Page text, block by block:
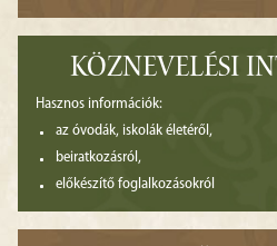
KÖZNEVELÉSI
Hasznos információk:
az óvodák, iskolák életéről,
beiratkozásról,
előkészítő foglalkozásokról